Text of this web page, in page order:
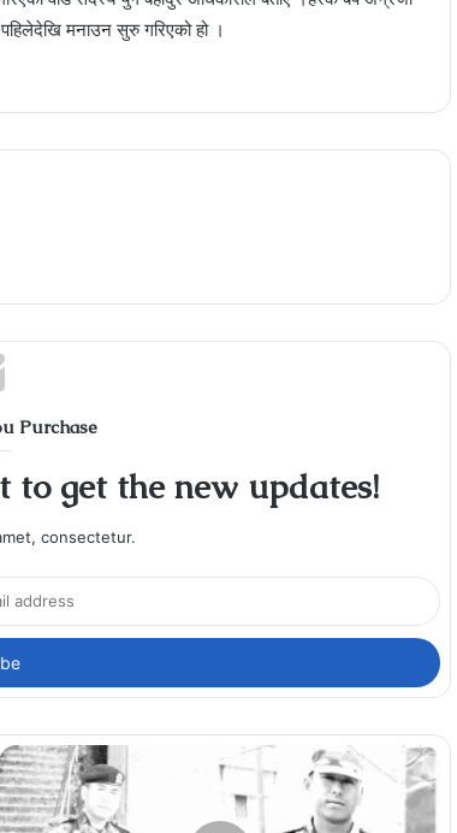
पहिलेदेखि मनाउन सुरु गरिएको हो ।
Purchase
to get the new updates!
consectetur.